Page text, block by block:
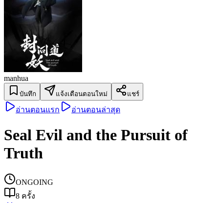
manhua
บันทึก แจ้งเตือนตอนใหม่ แชร์
อ่านตอนแรก อ่านตอนล่าสุด
Seal Evil and the Pursuit of
Truth
ONGOING
8 ครั้ง